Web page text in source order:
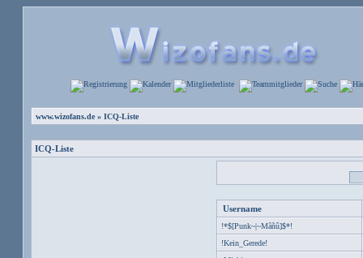
www.wizofans.de » ICQ-Liste
ICQ-Liste
Username
!*$[Punk~|~Mâñû]$*!
!Kein_Gerede!